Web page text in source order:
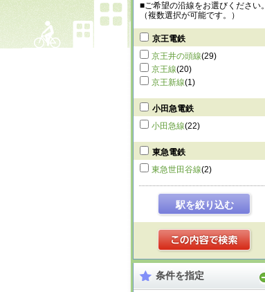
■ご希望の沿線をお選びください。
（複数選択が可能です。）
京王電鉄
京王井の頭線(29)
京王線(20)
京王新線(1)
小田急電鉄
小田急線(22)
東急電鉄
東急世田谷線(2)
駅を絞り込む
条件を指定